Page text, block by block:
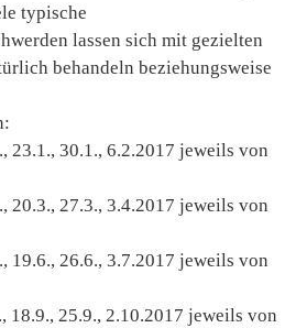
typische
lassen sich mit gezielten
behandeln beziehungsweise
23.1., 30.1., 6.2.2017 jeweils von
20.3., 27.3., 3.4.2017 jeweils von
19.6., 26.6., 3.7.2017 jeweils von
18.9., 25.9., 2.10.2017 jeweils von